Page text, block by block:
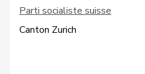
Parti socialiste suisse
Canton Zurich